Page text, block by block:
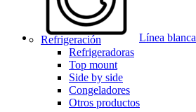
Línea blanca
Refrigeración
Refrigeradoras
Top mount
Side by side
Congeladores
Otros productos